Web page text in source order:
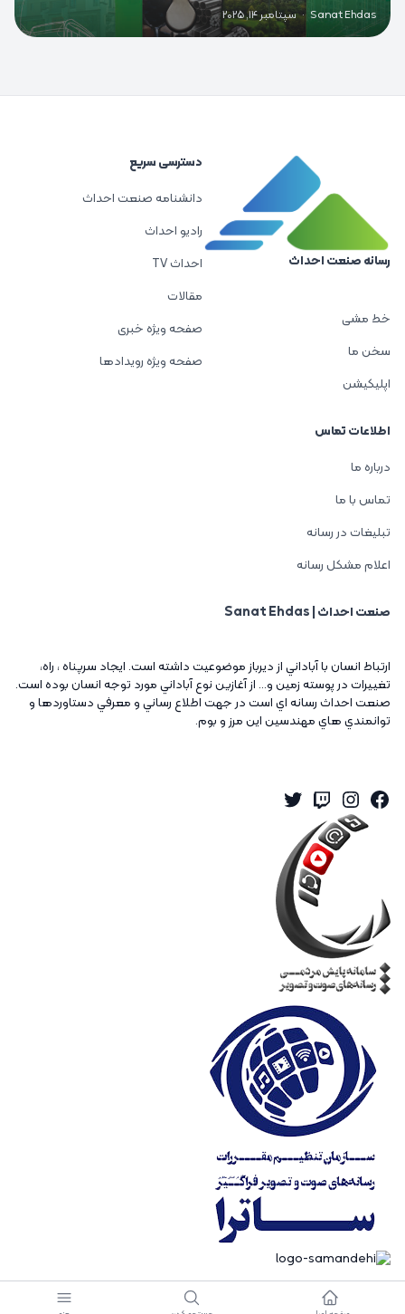
Sanat Ehdas
· سپتامبر 14, 2025
رسانه صنعت احداث
خط مشی
سخن ما
اپلیکیشن
دسترسی سریع
دانشنامه صنعت احداث
رادیو احداث
احداث TV
مقالات
صفحه ویژه خبری
صفحه ویژه رویدادها
اطلاعات تماس
درباره ما
تماس با ما
تبلیغات در رسانه
اعلام مشکل رسانه
صنعت احداث | Sanat Ehdas
ارتباط انسان با آباداني از ديرباز موضوعيت داشته است. ايجاد سرپناه ، راه،
تغييرات در پوسته زمين و... از آغازين نوع آباداني مورد توجه انسان بوده است.
صنعت احداث رسانه اي است در جهت اطلاع رساني و معرفي دستاوردها و
توانمندي هاي مهندسين اين مرز و بوم.
Facebook
Instagram
Twitch
Twitter